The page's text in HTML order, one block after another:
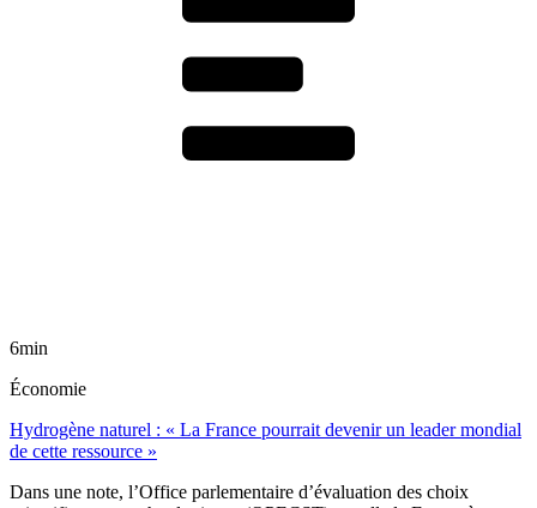
6min
Économie
Hydrogène naturel : « La France pourrait devenir un leader mondial
de cette ressource »
Dans une note, l’Office parlementaire d’évaluation des choix